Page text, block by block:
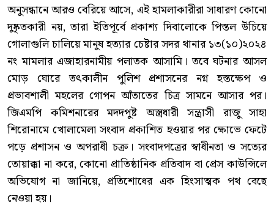
অনুসন্ধানে আরও বেরিয়ে আসে, এই হামলাকারীরা সাধারণ কোনো
দুষ্কৃতকারী নয়, তারা ইতিপূর্বে প্রকাশ্য দিবালোকে পিস্তল উঁচিয়ে
গোলাগুলি চালিয়ে মানুষ হত্যার চেষ্টার সদর থানার ১৩(১০)২০২৪
নং মামলার এজাহারনামীয় পলাতক আসামি। তবে ঘটনার আসল
মোড় ঘোরে তৎকালীন পুলিশ প্রশাসনের নগ্ন হস্তক্ষেপ ও
প্রভাবশালী মহলের গোপন আঁতাতের চিত্র সামনে আসার পর।
জিএমপি কমিশনারের মদদপুষ্ট অস্ত্রধারী সন্ত্রাসী রাজু সাহা
শিরোনামে খোলামেলা সংবাদ প্রকাশিত হওয়ার পর ক্ষোভে ফেটে
পড়ে প্রশাসন ও অপরাধী চক্র। সংবাদপত্রের স্বাধীনতা ও সত্যের
তোয়াক্কা না করে, কোনো প্রাতিষ্ঠানিক প্রতিবাদ বা প্রেস কাউন্সিলে
অভিযোগ না জানিয়ে, প্রতিশোধের এক হিংসাত্মক পথ বেছে
নেওয়া হয়।